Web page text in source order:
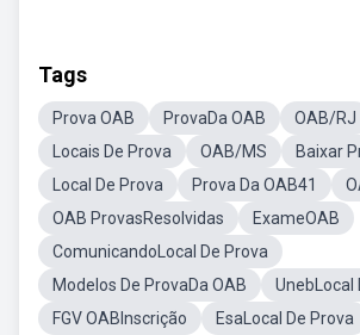
Tags
Prova OAB ProvaDa OAB
OAB/RJ
Locais De Prova
OAB/MS
Baixar
Local De Prova
Prova Da OAB41
OAB ProvasResolvidas
ExameOAB
ComunicandoLocal De Prova
Modelos De ProvaDa OAB
UnebLocal
FGV OABInscrição
EsaLocal De Prova